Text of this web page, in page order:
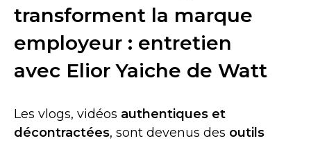
transforment la marque
employeur : entretien
avec Elior Yaiche de Watt
Les vlogs, vidéos authentiques et
décontractées, sont devenus des outils